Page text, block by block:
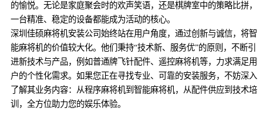
的愉悦。无论是家庭聚会时的欢声笑语，还是棋牌室中的策略比拼，
一台精准、稳定的设备都能成为活动的核心。
深圳佳硕麻将机安装公司始终站在用户角度，通过创新与诚信，将智
能麻将机的价值较大化。他们秉持“技术新、服务优”的原则，不断引
进新技术与产品，例如普通牌飞针配件、遥控麻将机等，力求满足用
户的个性化需求。如果您正在寻找专业、可靠的安装服务，不妨深入
了解其业务内容：从程序麻将机到智能麻将机，从配件供应到技术培
训，全方位助力您的娱乐体验。